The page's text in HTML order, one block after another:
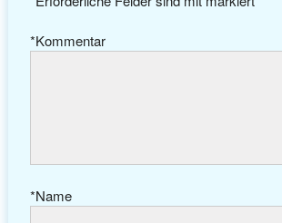
Kommentar
*
Name
*